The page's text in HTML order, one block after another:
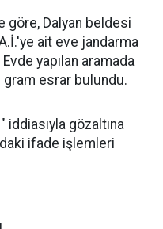
göre, Dalyan beldesi
ait eve jandarma
yapılan aramada
esrar bulundu.
iddiasıyla gözaltına
ifade işlemleri